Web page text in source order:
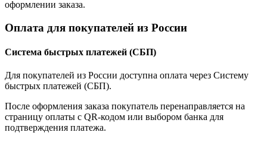
оформлении заказа.
Оплата для покупателей из России
Система быстрых платежей (СБП)
Для покупателей из России доступна оплата через Систему
быстрых платежей (СБП).
После оформления заказа покупатель перенаправляется на
страницу оплаты с QR-кодом или выбором банка для
подтверждения платежа.